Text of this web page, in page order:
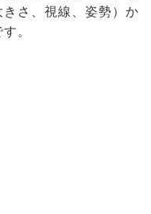
さ、視線、姿勢）か
。